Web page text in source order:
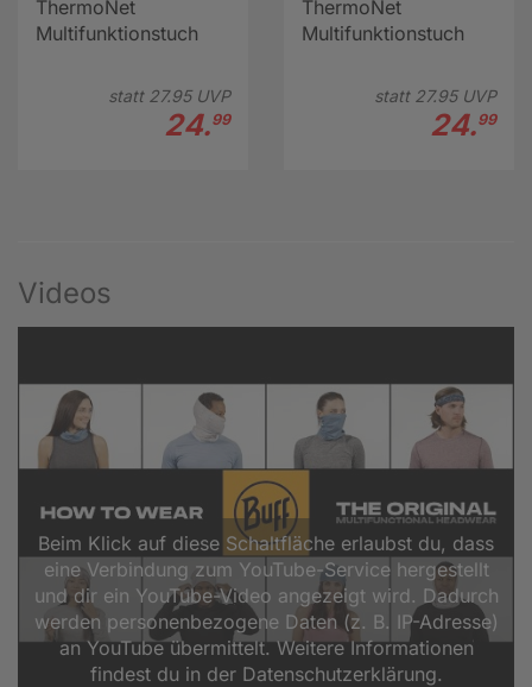
ThermoNet
Multifunktionstuch
statt 27.95UVP
24.99
ThermoNet
Multifunktionstuch
statt 27.95UVP
24.99
Videos
Beim Klick auf diese Schaltfläche erlaubst du, dass
eine Verbindung zum YouTube-Service hergestellt
und dir ein YouTube-Video angezeigt wird. Dadurch
werden personenbezogene Daten (z. B. IP-Adresse)
an YouTube übermittelt. Weitere Informationen
findest du in der Datenschutzerklärung.